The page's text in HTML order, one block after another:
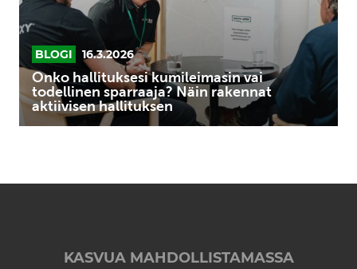
Näin
rakennat
aktiivisen
hallituksen
BLOGI 16.3.2026
Onko hallituksesi kumileimasin vai
todellinen sparraaja? Näin rakennat
aktiivisen hallituksen
KASVUA MAHDOLLISTAMASSA